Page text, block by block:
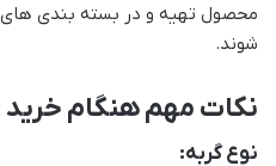
محصول تهیه و در بسته بندی های
شوند.
نکات مهم هنگام
نوع گربه: